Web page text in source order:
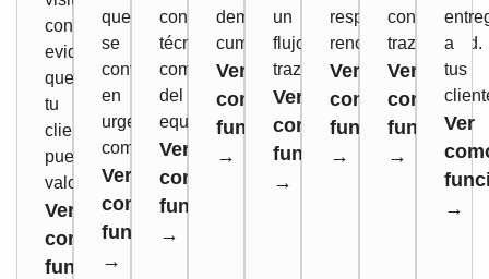
con
evidencia
que
tu
cliente
puede
valorar.
Ver
como
funciona
que
se
convierta
en
urgencia
comercial.
Ver
como
funciona
→
contexto
técnico
completo
del
equipo.
Ver
como
funciona
→
demuestra
cumplimiento.
Ver
como
funciona
→
un
flujo
trazable.
Ver
como
funciona
→
respaldan
renovaciones.
Ver
como
funciona
→
con
trazabilidad.
Ver
como
funciona
→
a
tus
Ver
→